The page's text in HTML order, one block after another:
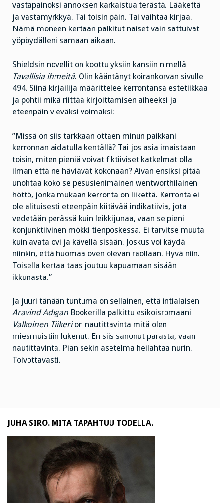
vastapainoksi annoksen karkaistua terästä. Lääkettä
ja vastamyrkkyä. Tai toisin päin. Tai vaihtaa kirjaa.
Nämä moneen kertaan palkitut naiset vain sattuivat
yöpöydälleni samaan aikaan.
Shieldsin novellit on koottu yksiin kansiin nimellä
Tavallisia ihmeitä. Olin kääntänyt koirankorvan sivulle
494. Siinä kirjailija määrittelee kerrontansa estetiikkaa
ja pohtii mikä riittää kirjoittamisen aiheeksi ja
eteenpäin vieväksi voimaksi:
”Missä on siis tarkkaan ottaen minun paikkani
kerronnan aidatulla kentällä? Tai jos asia imaistaan
toisin, miten pieniä voivat fiktiiviset katkelmat olla
ilman että ne häviävät kokonaan? Aivan ensiksi pitää
unohtaa koko se pesusienimäinen wentworthilainen
höttö, jonka mukaan kerronta on liikettä. Kerronta ei
ole alituisesti eteenpäin kiitävää indikatiivia, jota
vedetään perässä kuin leikkijunaa, vaan se pieni
konjunktiivinen mökki tienposkessa. Ei tarvitse muuta
kuin avata ovi ja kävellä sisään. Joskus voi käydä
niinkin, että huomaa oven olevan raollaan. Hyvä niin.
Toisella kertaa taas joutuu kapuamaan sisään
ikkunasta.”
Ja juuri tänään tuntuma on sellainen, että intialaisen
Aravind Adigan Bookerilla palkittu esikoisromaani
Valkoinen Tiikerion nautittavinta mitä olen
miesmuistiin lukenut. En siis sanonut parasta, vaan
nautittavinta. Pian sekin asetelma heilahtaa nurin.
Toivottavasti.
JUHA SIRO. MITÄ TAPAHTUU TODELLA.